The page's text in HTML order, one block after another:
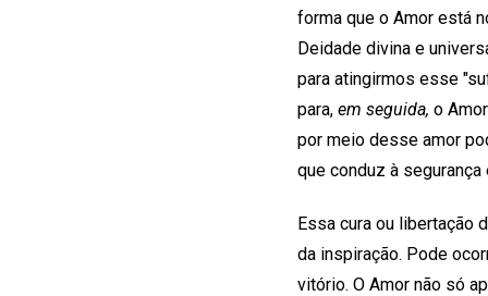
forma que o Amor está
Deidade divina e
para atingirmos esse
para, em seguida, o
por meio desse amor
que conduz à
Essa cura ou libertação
da inspiração. Pode
vitório. O Amor não só